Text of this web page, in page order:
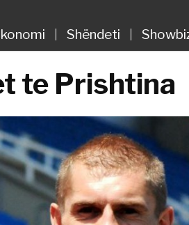
Shëndeti
te Prishtina